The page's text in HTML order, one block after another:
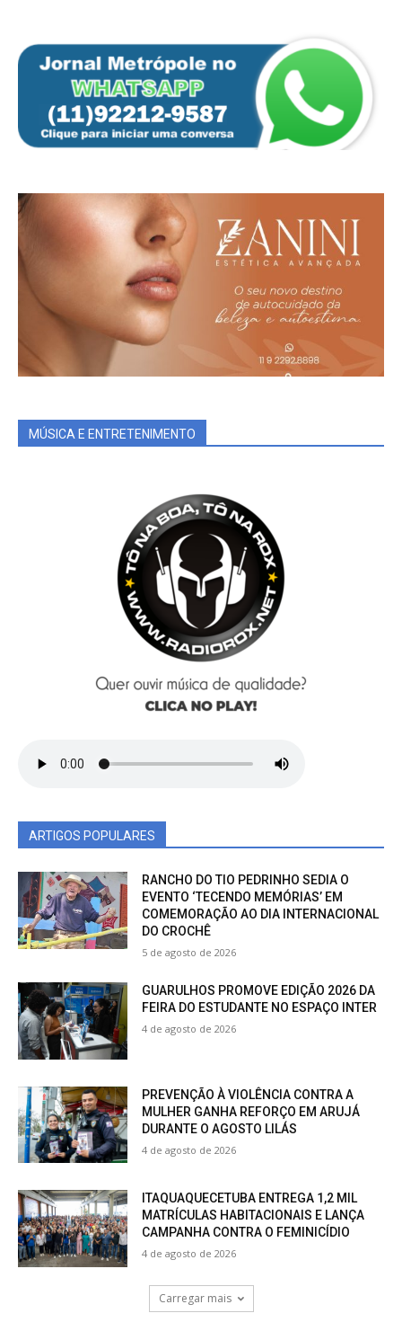
MÚSICA E ENTRETENIMENTO
ARTIGOS POPULARES
RANCHO DO TIO PEDRINHO SEDIA O
EVENTO ‘TECENDO MEMÓRIAS’ EM
COMEMORAÇÃO AO DIA INTERNACIONAL
DO CROCHÊ
5 de agosto de 2026
GUARULHOS PROMOVE EDIÇÃO 2026 DA
FEIRA DO ESTUDANTE NO ESPAÇO INTER
4 de agosto de 2026
PREVENÇÃO À VIOLÊNCIA CONTRA A
MULHER GANHA REFORÇO EM ARUJÁ
DURANTE O AGOSTO LILÁS
4 de agosto de 2026
ITAQUAQUECETUBA ENTREGA 1,2 MIL
MATRÍCULAS HABITACIONAIS E LANÇA
CAMPANHA CONTRA O FEMINICÍDIO
4 de agosto de 2026
Carregar mais